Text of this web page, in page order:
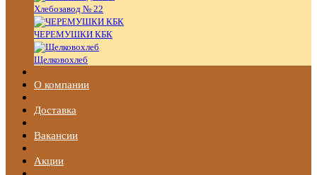
Хлебозавод № 22
ЧЕРЕМУШКИ КБК
Щелковохлеб
О компании
Доставка
Вакансии
Акции